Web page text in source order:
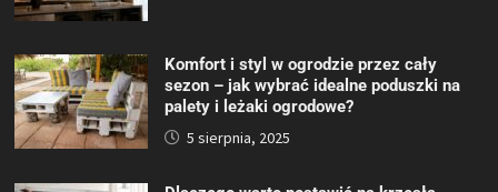
Komfort i styl w ogrodzie przez cały
sezon – jak wybrać idealne poduszki na
palety i leżaki ogrodowe?
5 sierpnia, 2025